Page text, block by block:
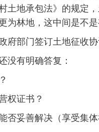
土地承包法》的规
为林地，这中间是不
府部门签订土地征收
没有明确答复：
权证书？
否妥善解决（享受集